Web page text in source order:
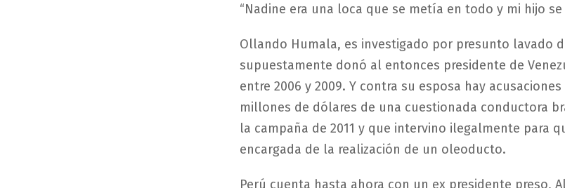
“Nadine era una loca que se metía en todo y mi hijo
Ollando Humala, es investigado por presunto lavado
supuestamente donó al entonces presidente de
entre 2006 y 2009. Y contra su esposa hay
millones de dólares de una cuestionada conductora
la campaña de 2011 y que intervino ilegalmente para
encargada de la realización de un oleoducto.
Perú cuenta hasta ahora con un ex presidente preso,